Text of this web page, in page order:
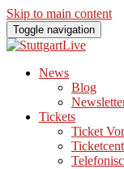
Skip to main content
Toggle navigation
News
Blog
Tickets
Ticket